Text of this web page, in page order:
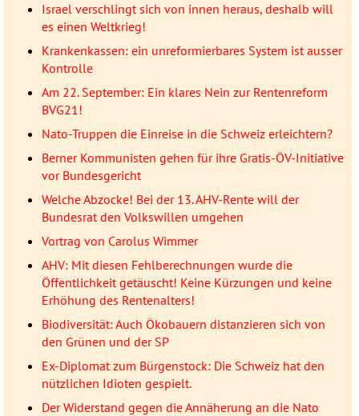
Israel verschlingt sich von innen heraus, deshalb will
es einen Weltkrieg!
Krankenkassen: ein unreformierbares System ist ausser
Kontrolle
Am 22. September: Ein klares Nein zur Rentenreform
BVG21!
Nato-Truppen die Einreise in die Schweiz erleichtern?
Berner Kommunisten gehen für ihre Gratis-ÖV-Initiative
vor Bundesgericht
Welche Abzocke! Bei der 13. AHV-Rente will der
Bundesrat den Volkswillen umgehen
Vortrag von Carolus Wimmer
AHV: Mit diesen Fehlberechnungen wurde die
Öffentlichkeit getäuscht! Keine Kürzungen und keine
Erhöhung des Rentenalters!
Biodiversität: Auch Ökobauern distanzieren sich von
den Grünen und der SP
Ex-Diplomat zum Bürgenstock: Die Schweiz hat den
nützlichen Idioten gespielt.
Der Widerstand gegen die Annäherung an die Nato